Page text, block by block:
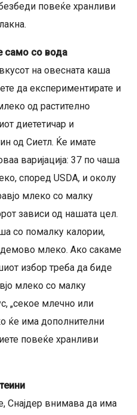
повеќе хранливи
само со вода
на овесната каша
да експериментирате и
од растително
диететичар и
од Сиетл. Ќе имате
варијација: 37 по чаша
според USDA, и околу
млеко со малку
зависи од нашата цел.
со помалку калории,
млеко. Ако сакаме
избор треба да биде
млеко со малку
„секое млечно или
ќе има дополнителни
повеќе хранливи
Снајдер внимава да има